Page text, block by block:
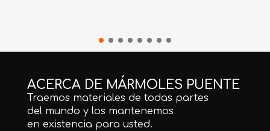
ACERCA DE MÁRMOLES PUENTE
Traemos materiales de todas partes
del mundo y los mantenemos
en existencia para usted.